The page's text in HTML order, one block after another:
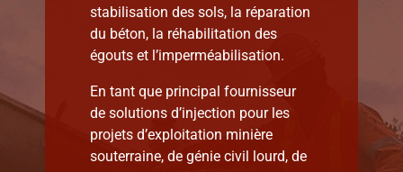
Search
stabilisation des sols, la réparation
du béton, la réhabilitation des
égouts et l’imperméabilisation.
En tant que principal fournisseur
de solutions d’injection pour les
projets d’exploitation minière
souterraine, de génie civil lourd, de